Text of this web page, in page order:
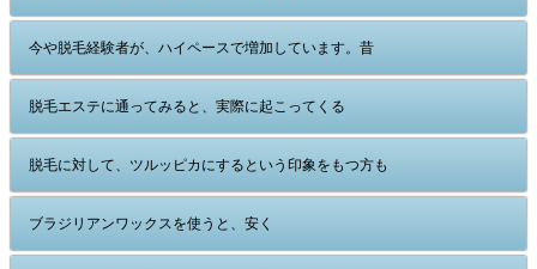
今や脱毛経験者が、ハイペースで増加しています。昔
脱毛エステに通ってみると、実際に起こってくる
脱毛に対して、ツルッピカにするという印象をもつ方も
ブラジリアンワックスを使うと、安く